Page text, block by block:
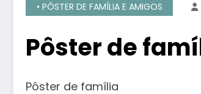
• PÔSTER DE FAMÍLIA E AMIGOS
Pôster de
Pôster de família